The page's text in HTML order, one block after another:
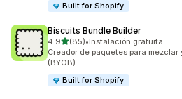
Built for Shopify
Biscuits Bundle Builder
4.9de 5 estrellas
(85)
85 reseñas en total
•Instalación gratuita
Creador de paquetes para mezclar
(BYOB)
Built for Shopify